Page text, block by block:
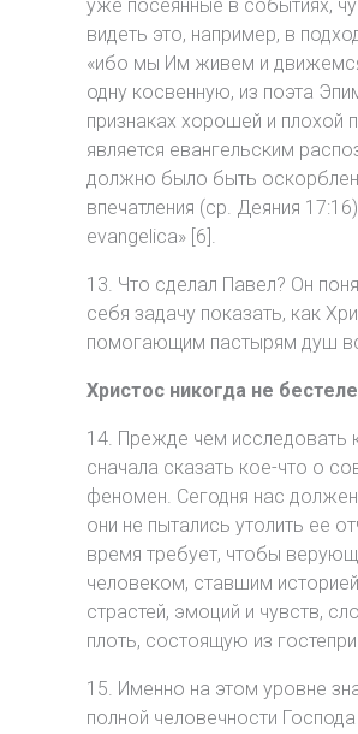
уже посеянные в событиях,
видеть это, например, в
«ибо мы Им живем и движемся
одну косвенную, из поэта
признаках хорошей и плохой
является евангельским
должно было быть
впечатления (ср. Деяния
evangelica» [6].
13. Что сделал Павел? Он
себя задачу показать, как
помогающим пастырям душ
Христос никогда не
14. Прежде чем исследовать
сначала сказать кое-что о
феномен. Сегодня нас
они не пытались утолить ее
время требует, чтобы
человеком, ставшим
страстей, эмоций и чувств,
плоть, состоящую из
15. Именно на этом уровне
полной человечности